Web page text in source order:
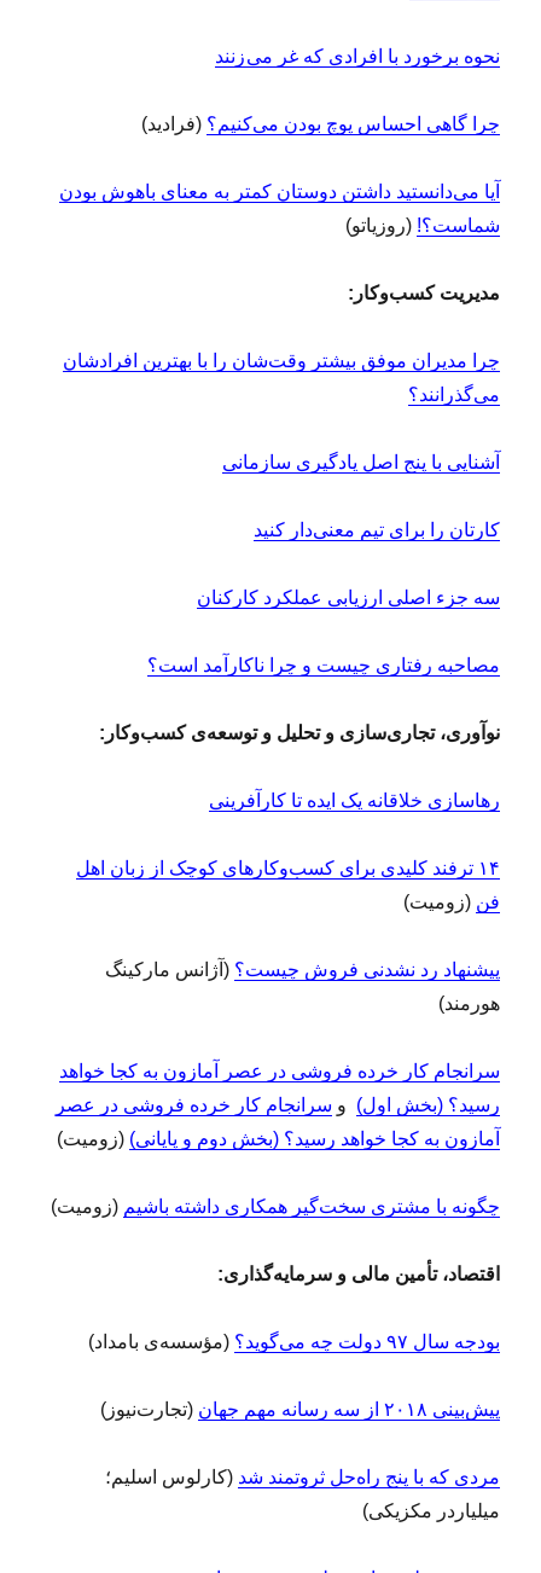
نحوه برخورد با افرادی که غر می زنند
چرا گاهی احساس پوچ بودن می‌کنیم؟ (فرادید)
آیا می‌دانستید داشتن دوستان کمتر به معنای باهوش بودن
شماست؟! (روزیاتو)
مدیریت کسب‌وکار:
چرا مدیران موفق بیشتر وقت‌شان را با بهترین افرادشان
می‌گذرانند؟
آشنایی با پنج اصل یادگیری سازمانی
کارتان را برای تیم معنی‌دار کنید
سه جزء اصلی ارزیابی عملکرد کارکنان
مصاحبه رفتاری چیست و چرا ناکارآمد است؟
نوآوری، تجاری‌سازی و تحلیل و توسعه‌ی کسب‌وکار:
رهاسازی خلاقانه یک ایده تا کارآفرینی
۱۴ ترفند کلیدی برای کسب‌‌و‌کارهای کوچک از زبان اهل
فن (زومیت)
پیشنهاد رد نشدنی فروش چیست؟ (آژانس مارکینگ
هورمند)
سرانجام کار خرده فروشی در عصر آمازون به کجا خواهد
رسید؟ (بخش اول) و سرانجام کار خرده فروشی در عصر
آمازون به کجا خواهد رسید؟ (بخش دوم و پایانی) (زومیت)
چگونه با مشتری سخت‌گیر همکاری داشته باشیم (زومیت)
اقتصاد، تأمین مالی و سرمایه‌گذاری:
بودجه سال ۹۷ دولت چه مى‌گوید؟ (مؤسسه‌ی بامداد)
پیش‌بینی ۲۰۱۸ از سه رسانه مهم جهان (تجارت‌نیوز)
مردی که با پنج راه‌حل ثروتمند شد (کارلوس اسلیم؛
میلیاردر مکزیکی)